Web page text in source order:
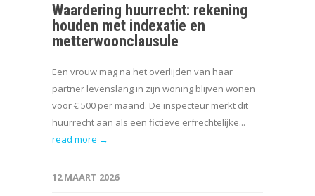
Waardering huurrecht: rekening
houden met indexatie en
metterwoonclausule
Een vrouw mag na het overlijden van haar
partner levenslang in zijn woning blijven wonen
voor € 500 per maand. De inspecteur merkt dit
huurrecht aan als een fictieve erfrechtelijke...
read more →
12 MAART 2026